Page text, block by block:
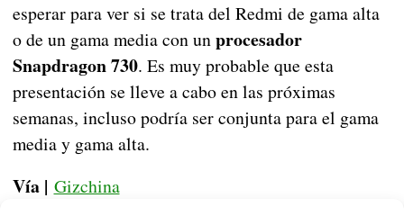
esperar para ver si se trata del Redmi de gama alta
o de un gama media con unprocesador
Snapdragon 730. Es muy probable que esta
presentación se lleve a cabo en las próximas
semanas, incluso podría ser conjunta para el gama
media y gama alta.
Vía | Gizchina